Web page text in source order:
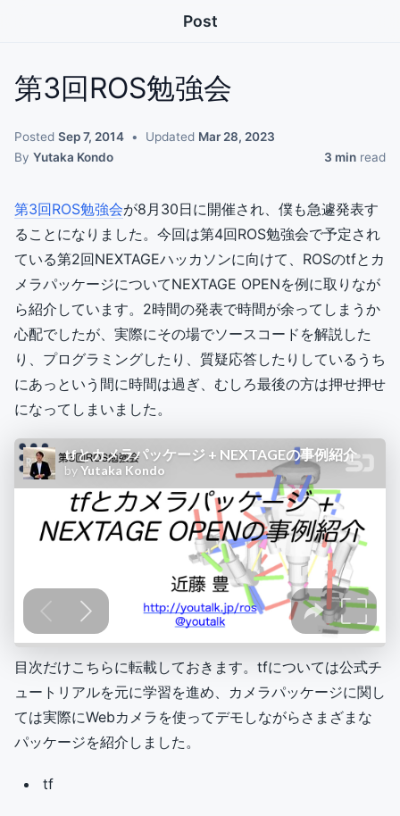
Post
第3回ROS勉強会
Posted Sep 7, 2014 Updated Mar 28, 2023
By Yutaka Kondo 3 min read
第3回ROS勉強会が8月30日に開催され、僕も急遽発表す
ることになりました。今回は第4回ROS勉強会で予定され
ている第2回NEXTAGEハッカソンに向けて、ROSのtfとカ
メラパッケージについてNEXTAGE OPENを例に取りなが
ら紹介しています。2時間の発表で時間が余ってしまうか
心配でしたが、実際にその場でソースコードを解説した
り、プログラミングしたり、質疑応答したりしているうち
にあっという間に時間は過ぎ、むしろ最後の方は押せ押せ
になってしまいました。
目次だけこちらに転載しておきます。tfについては公式チ
ュートリアルを元に学習を進め、カメラパッケージに関し
ては実際にWebカメラを使ってデモしながらさまざまな
パッケージを紹介しました。
tf